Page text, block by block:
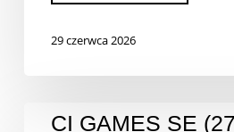
29 czerwca 2026
CI GAMES SE